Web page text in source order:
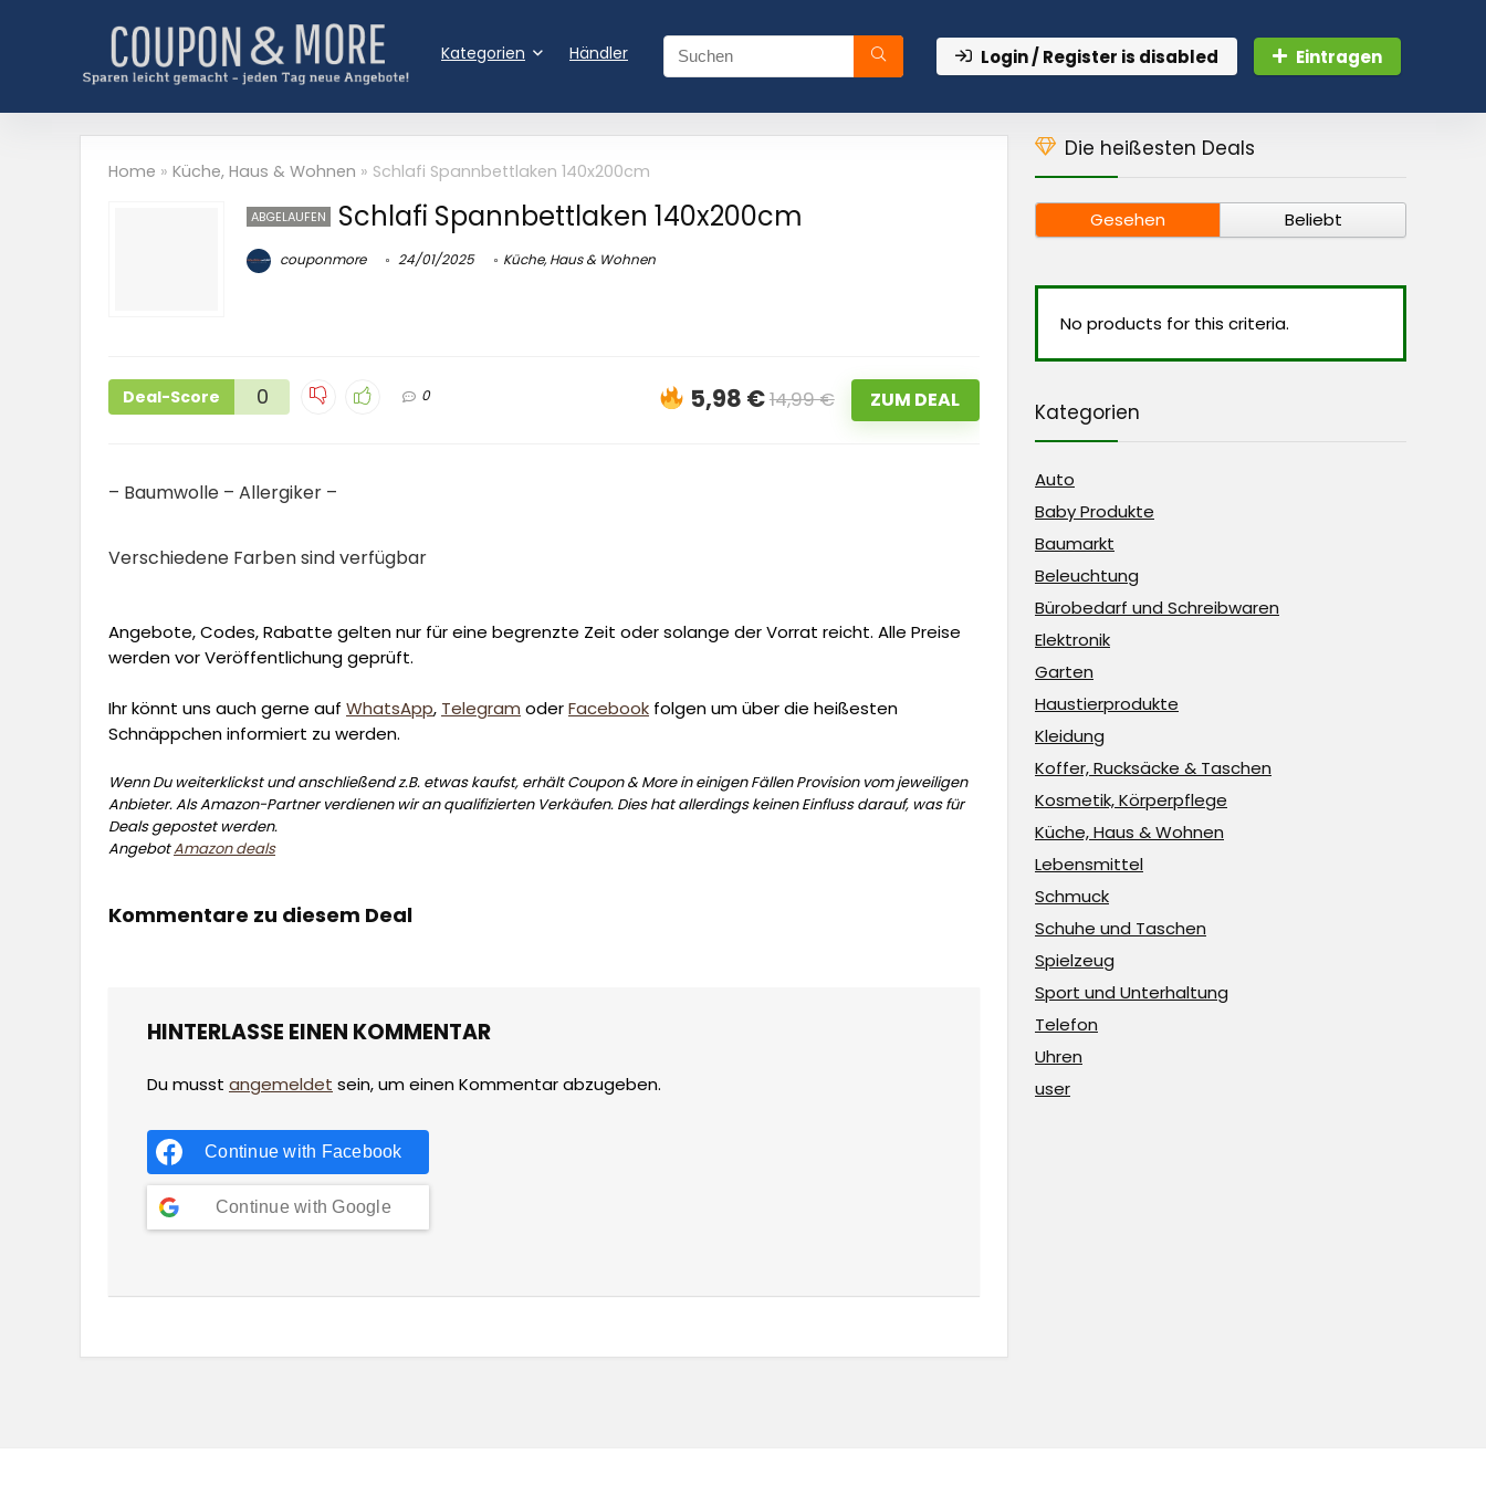
Kategorien Händler Login / Register is disabled Eintragen
Home » Küche, Haus & Wohnen » Schlafi Spannbettlaken 140x200cm
ABGELAUFEN Schlafi Spannbettlaken 140x200cm
couponmore 24/01/2025 Küche, Haus & Wohnen
Deal-Score 0 0 5,98 €14,99 € ZUM DEAL
– Baumwolle – Allergiker –
Verschiedene Farben sind verfügbar
Angebote, Codes, Rabatte gelten nur für eine begrenzte Zeit oder solange der Vorrat reicht. Alle Preise
werden vor Veröffentlichung geprüft.
Ihr könnt uns auch gerne auf WhatsApp, Telegram oderFacebook folgen um über die heißesten
Schnäppchen informiert zu werden.
Wenn Du weiterklickst und anschließend z.B. etwas kaufst, erhält Coupon & More in einigen Fällen Provision vom jeweiligen
Anbieter. Als Amazon-Partner verdienen wir an qualifizierten Verkäufen. Dies hat allerdings keinen Einfluss darauf, was für
Deals gepostet werden.
AngebotAmazon deals
Kommentare zu diesem Deal
HINTERLASSE EINEN KOMMENTAR
Du musst angemeldet sein, um einen Kommentar abzugeben.
Continue with Facebook
Continue with Google
Die heißesten Deals
Gesehen Beliebt
No products for this criteria.
Kategorien
Auto
Baby Produkte
Baumarkt
Beleuchtung
Bürobedarf und Schreibwaren
Elektronik
Garten
Haustierprodukte
Kleidung
Koffer, Rucksäcke & Taschen
Kosmetik, Körperpflege
Küche, Haus & Wohnen
Lebensmittel
Schmuck
Schuhe und Taschen
Spielzeug
Sport und Unterhaltung
Telefon
Uhren
user